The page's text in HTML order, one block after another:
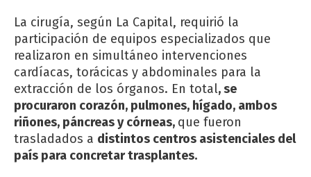
La cirugía, según La Capital, requirió la
participación de equipos especializados que
realizaron en simultáneo intervenciones
cardíacas, torácicas y abdominales para la
extracción de los órganos. En total, se
procuraron corazón, pulmones, hígado, ambos
riñones, páncreas y córneas, que fueron
trasladados a distintos centros asistenciales del
país para concretar trasplantes.